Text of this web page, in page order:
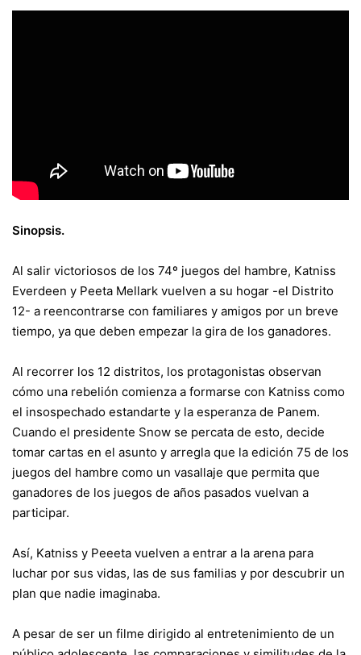
Sinopsis.
Al salir victoriosos de los 74º juegos del hambre, Katniss
Everdeen y Peeta Mellark vuelven a su hogar -el Distrito
12- a reencontrarse con familiares y amigos por un breve
tiempo, ya que deben empezar la gira de los ganadores.
Al recorrer los 12 distritos, los protagonistas observan
cómo una rebelión comienza a formarse con Katniss como
el insospechado estandarte y la esperanza de Panem.
Cuando el presidente Snow se percata de esto, decide
tomar cartas en el asunto y arregla que la edición 75 de los
juegos del hambre como un vasallaje que permita que
ganadores de los juegos de años pasados vuelvan a
participar.
Así, Katniss y Peeeta vuelven a entrar a la arena para
luchar por sus vidas, las de sus familias y por descubrir un
plan que nadie imaginaba.
A pesar de ser un filme dirigido al entretenimiento de un